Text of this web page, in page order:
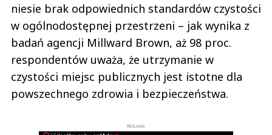
niesie brak odpowiednich standardów czystości
w ogólnodostępnej przestrzeni – jak wynika z
badań agencji Millward Brown, aż 98 proc.
respondentów uważa, że utrzymanie w
czystości miejsc publicznych jest istotne dla
powszechnego zdrowia i bezpieczeństwa.
REKLAMA